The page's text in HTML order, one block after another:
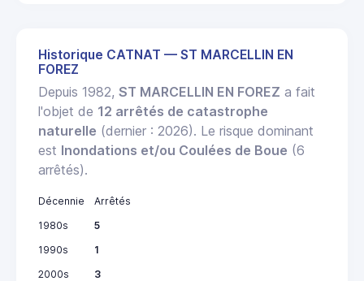
Historique CATNAT — ST MARCELLIN EN
FOREZ
Depuis 1982, ST MARCELLIN EN FOREZ a fait
l'objet de 12 arrêtés de catastrophe
naturelle (dernier : 2026). Le risque dominant
est Inondations et/ou Coulées de Boue (6
arrêtés).
Décennie
Arrêtés
1980s
5
1990s
1
2000s
3